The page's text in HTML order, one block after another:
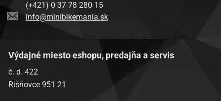
(+421) 0 37 78 280 15
info@minibikemania.sk
Výdajné miesto eshopu, predajňa a servis
č. d. 422
Rišňovce 951 21